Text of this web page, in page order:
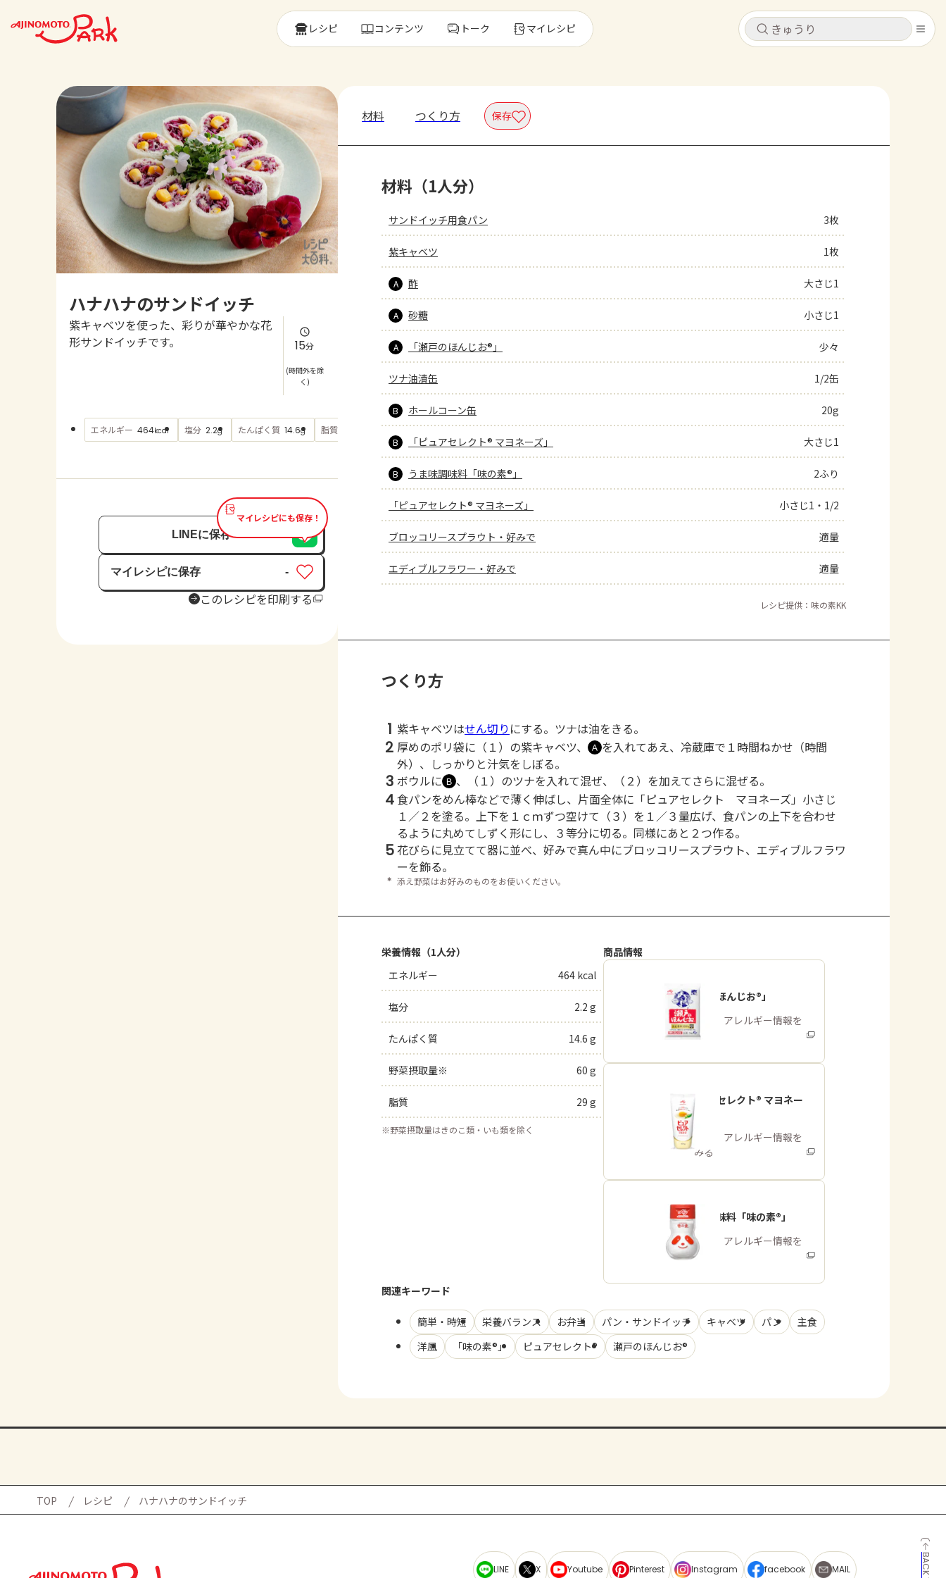
キャンセル
レシピ
トーク
よくあるお問い合わせ
キャンセル
レシピ コンテンツ トーク マイレシピ
ハナハナのサンドイッチ
紫キャベツを使った、彩りが華やかな花
形サンドイッチです。
15分
(時間外を除
く)
エネルギー 464kcal 塩分 2.2g たんぱく質 14.6g 脂質 もっと見る
マイレシピにも保存！
LINEに保存
マイレシピに保存
保存済み
-
このレシピを印刷する
材料 つくり方 保存
材料（1人分）
サンドイッチ用食パン 3枚
紫キャベツ 1枚
A 酢 大さじ1
A 砂糖 小さじ1
A 「瀬戸のほんじお®」 少々
ツナ油漬缶 1/2缶
B ホールコーン缶 20g
B 「ピュアセレクト® マヨネーズ」 大さじ1
B うま味調味料「味の素®」 2ふり
「ピュアセレクト® マヨネーズ」 小さじ1・1/2
ブロッコリースプラウト・好みで 適量
エディブルフラワー・好みで 適量
レシピ提供：味の素KK
つくり方
1 紫キャベツはせん切り にする。ツナは油をきる。
2 厚めのポリ袋に（１）の紫キャベツ、 Ａ を入れてあえ、冷蔵庫で１時間ねかせ（時間
外）、しっかりと汁気をしぼる。
3 ボウルに Ｂ 、（１）のツナを入れて混ぜ、（２）を加えてさらに混ぜる。
4食パンをめん棒などで薄く伸ばし、片面全体に「ピュアセレクト マヨネーズ」小さじ
１／２を塗る。上下を１ｃｍずつ空けて（３）を１／３量広げ、食パンの上下を合わせ
るように丸めてしずく形にし、３等分に切る。同様にあと２つ作る。
5花びらに見立てて器に並べ、好みで真ん中にブロッコリースプラウト、エディブルフラワ
ーを飾る。
＊ 添え野菜はお好みのものをお使いください。
栄養情報（1人分）
エネルギー
464 kcal
塩分 2.2 g
たんぱく質 14.6 g
野菜摂取量※ 60 g
脂質 29 g
※野菜摂取量はきのこ類・いも類を除く
商品情報
「瀬戸のほんじお®」
商品・アレルギー情報を
みる
「ピュアセレクト® マヨネー
ズ」
商品・アレルギー情報を
みる
うま味調味料「味の素®」
商品・アレルギー情報を
みる
関連キーワード
簡単・時短 栄養バランス お弁当 パン・サンドイッチ キャベツ パン
主食
洋風
「味の素®」 ピュアセレクト® 瀬戸のほんじお®
TOP レシピ ハナハナのサンドイッチ
LINE X Youtube Pinterest Instagram facebook MAIL